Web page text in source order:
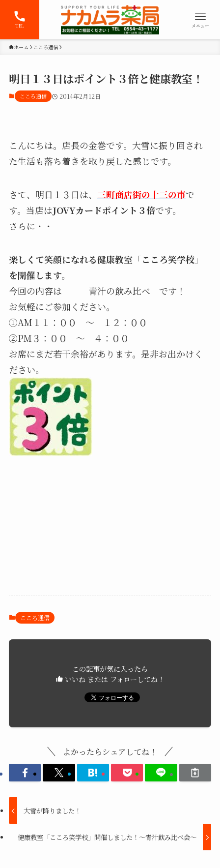
TEL メニュー
ホーム こころ通信
明日１３日はポイント３倍と健康教室！
こころ通信 2014年2月12日
こんにちは。店長の金巻です。大雪に振り回され
た生活も落ち着きを取り戻した感じです。
さて、明日１３日は、 三町商店街の十三の市で
す。当店はJOVYカードポイント３倍です。
さらに・・
楽しくて笑顔になれる健康教室「こころ笑学校」
を開催します。
今回の内容は 青汁の飲み比べ です！
お気軽にご参加ください。
①AM１１：００ ～ １２：００
②PM３：００ ～ ４：００
お席にまだ若干余裕があります。是非お出かけく
ださい。
こころ通信
この記事が気に入ったら
いいね または フォローしてね！
よかったらシェアしてね！
大雪が降りました！
健康教室「こころ笑学校」開催しました！～青汁飲み比べ会～